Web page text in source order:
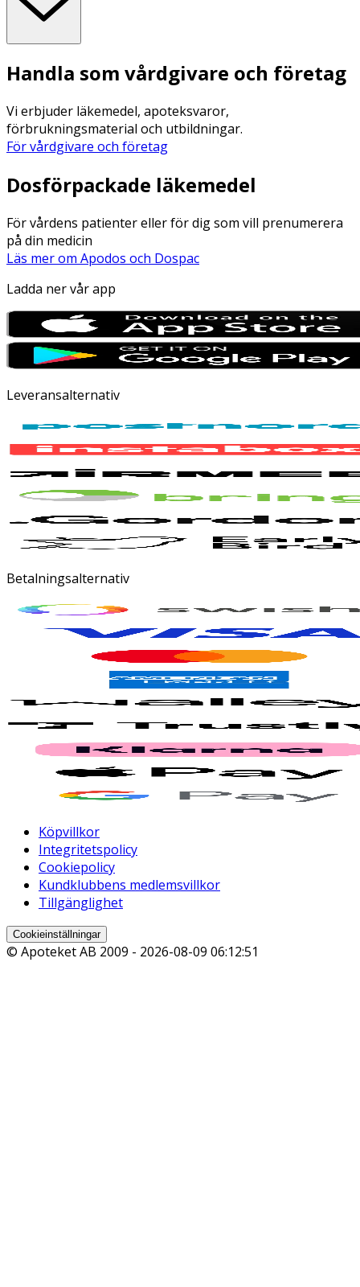
Handla som vårdgivare och företag
Vi erbjuder läkemedel, apoteksvaror,
förbrukningsmaterial och utbildningar.
För vårdgivare och företag
Dosförpackade läkemedel
För vårdens patienter eller för dig som vill prenumerera
på din medicin
Läs mer om Apodos och Dospac
Ladda ner vår app
Leveransalternativ
Betalningsalternativ
Köpvillkor
Integritetspolicy
Cookiepolicy
Kundklubbens medlemsvillkor
Tillgänglighet
Cookieinställningar
© Apoteket AB 2009 - 2026-08-09 06:12:51